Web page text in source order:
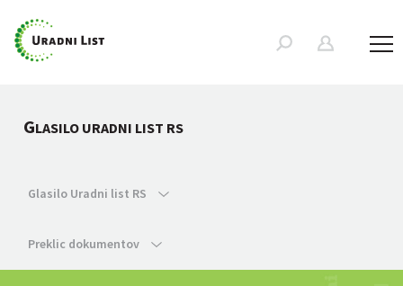
GLASILO URADNI LIST RS
Glasilo Uradni list RS
Preklic dokumentov